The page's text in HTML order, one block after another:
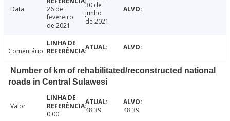
Data
26 de
fevereiro
de 2021
30 de
junho
de 2021
Comentário
Number of km of rehabilitated/reconstructed national
roads in Central Sulawesi
Valor
0.00
48.39 48.39